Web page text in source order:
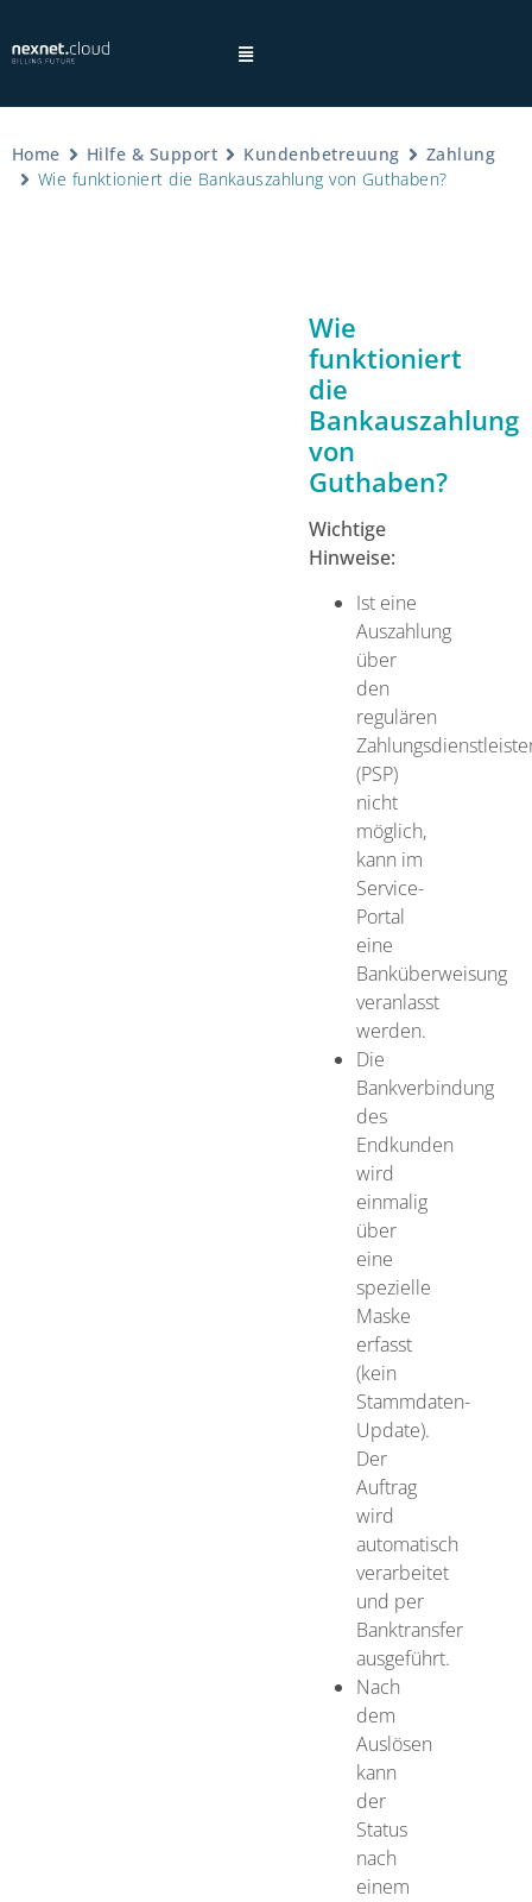
Home Hilfe & Support Kundenbetreuung
Zahlung
Wie funktioniert die Bankauszahlung von Guthaben?
Wie
funktioniert
die
Bankauszahlung
von
Guthaben?
Wichtige
Hinweise:
Ist eine
Auszahlung
über
den
regulären
(PSP)
nicht
möglich,
kann im
Service-
Portal
eine
Banküberweisung
veranlasst
werden.
Die
Bankverbindung
des
Endkunden
wird
einmalig
über
eine
spezielle
Maske
erfasst
(kein
Stammdaten-
Update).
Der
Auftrag
wird
automatisch
verarbeitet
und per
Banktransfer
ausgeführt.
Nach
dem
Auslösen
kann
der
Status
nach
einem
Datenschutzhinweisen